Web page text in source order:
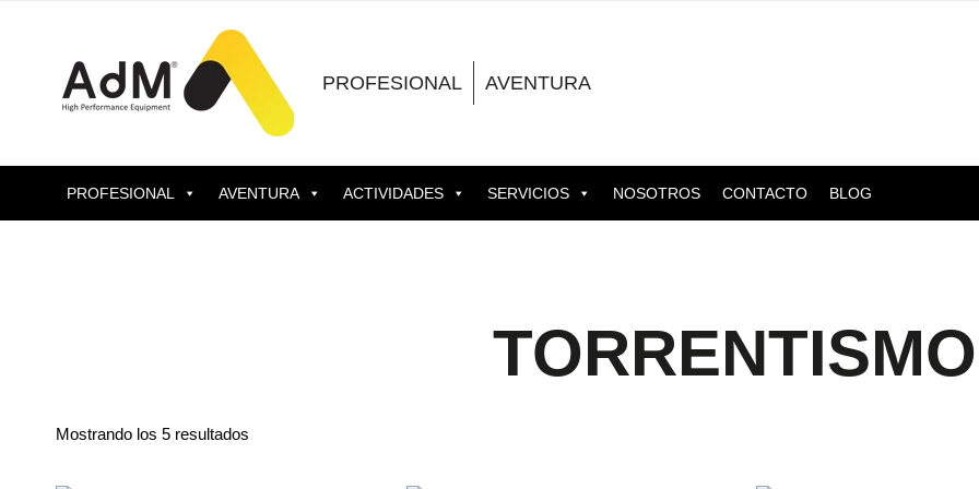
contenido
PROFESIONAL AVENTURA
PROFESIONAL AVENTURA ACTIVIDADES SERVICIOS NOSOTROS CONTACTO BLOG
TORRENTISMO
Mostrando los 5 resultados